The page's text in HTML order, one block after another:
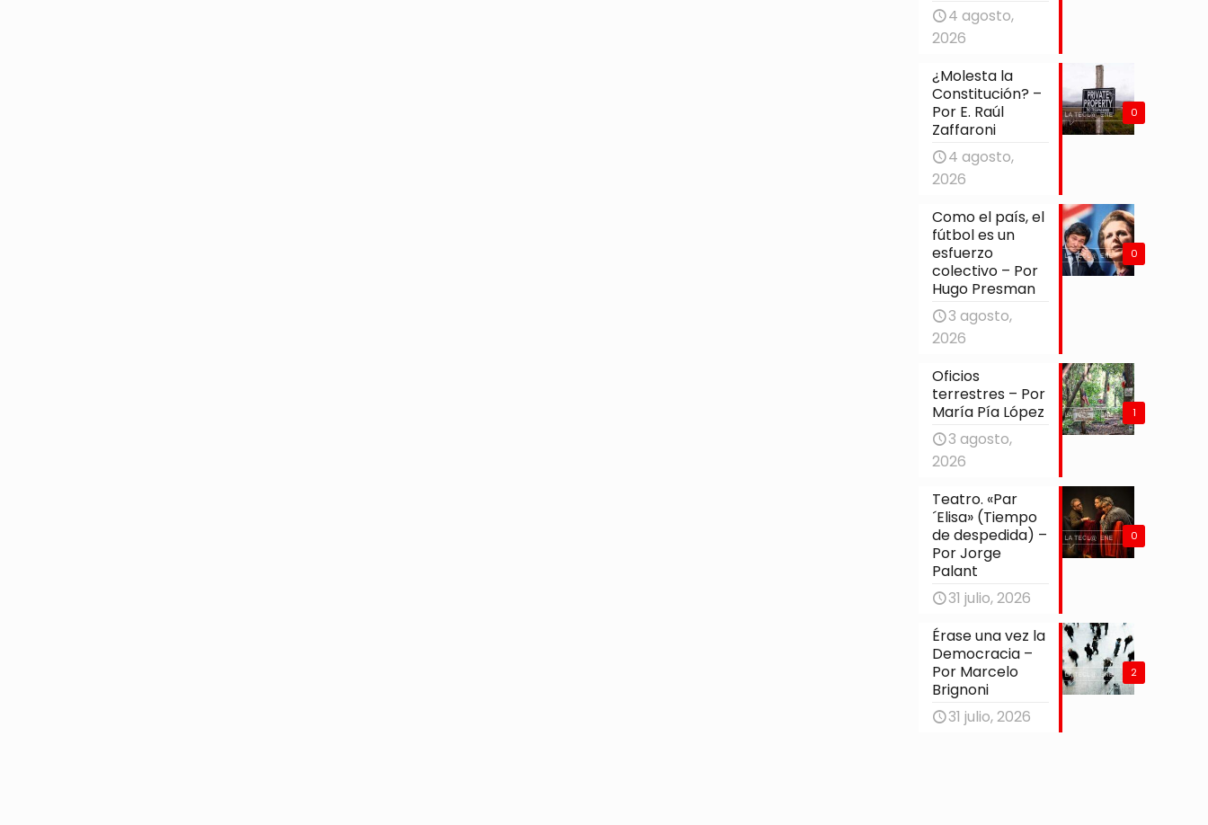
4 agosto,
2026
0
¿Molesta la
Constitución? –
Por E. Raúl
Zaffaroni
4 agosto,
2026
0
Como el país, el
fútbol es un
esfuerzo
colectivo – Por
Hugo Presman
3 agosto,
2026
1
Oficios
terrestres – Por
María Pía López
3 agosto,
2026
0
Teatro. «Par
´Elisa» (Tiempo
de despedida) –
Por Jorge
Palant
31 julio, 2026
2
Érase una vez la
Democracia –
Por Marcelo
Brignoni
31 julio, 2026